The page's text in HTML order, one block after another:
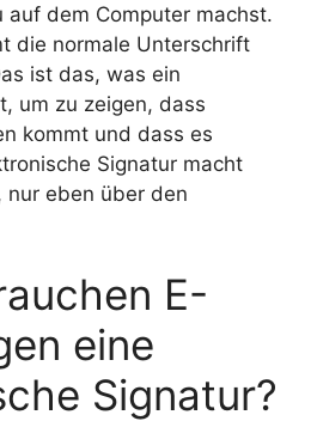
dem Computer machst.
die normale Unterschrift
ist das, was ein
um zu zeigen, dass
kommt und dass es
Signatur macht
nur eben über den
E-
eine
Signatur?